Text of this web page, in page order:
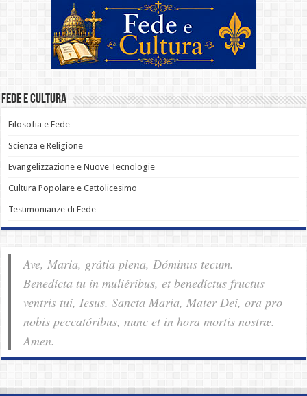
Fede e Cultura
Filosofia e Fede
Scienza e Religione
Evangelizzazione e Nuove Tecnologie
Cultura Popolare e Cattolicesimo
Testimonianze di Fede
Ave, Maria, grátia plena, Dóminus tecum.
Benedícta tu in muliéribus, et benedíctus fructus
ventris tui, Iesus. Sancta Maria, Mater Dei, ora pro
nobis pec­ca­tóribus, nunc et in hora mortis nostræ.
Amen.